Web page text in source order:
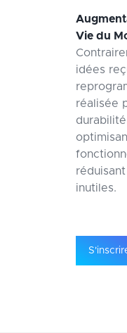
Vie du
idées
réalisée
inutiles.